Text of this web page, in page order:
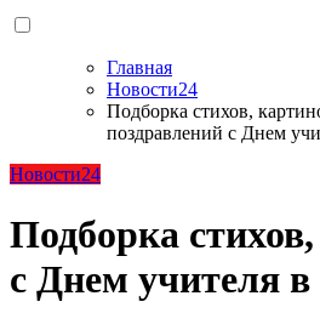
Главная
Новости24
Подборка стихов,
поздравлений с Днем
Новости24
Подборка
с Днем учителя в